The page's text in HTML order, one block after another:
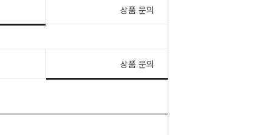
상품 문의
상품 문의